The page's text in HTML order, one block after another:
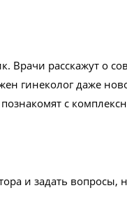
Врачи расскажут о
гинеколог даже
с
и задать вопросы,